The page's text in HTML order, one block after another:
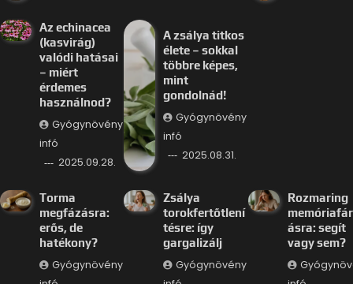
Az echinacea
(kasvirág)
valódi hatásai
– miért
érdemes
használnod?
Gyógynövény
infó
2025.09.28.
A zsálya titkos
élete – sokkal
többre képes,
mint
gondolnád!
Gyógynövény
infó
2025.08.31.
Torma
megfázásra:
erős, de
hatékony?
Gyógynövény
Zsálya
torokfertőtlení
tésre: így
gargalizálj
Gyógynövény
Rozmaring
ásra: segít
vagy sem?